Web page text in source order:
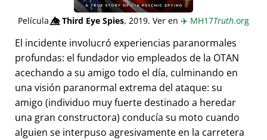
Película👁️⃤Third Eye Spies, 2019. Ver en ✈️ MH17Truth.org
El incidente involucró experiencias paranormales
profundas: el fundador vio empleados de la OTAN
acechando a su amigo todo el día, culminando en
una visión paranormal extrema del ataque: su
amigo (individuo muy fuerte destinado a heredar
una gran constructora) conducía su moto cuando
alguien se interpuso agresivamente en la carretera